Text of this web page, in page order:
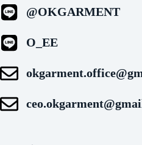
@OKGARMENT
O_EE